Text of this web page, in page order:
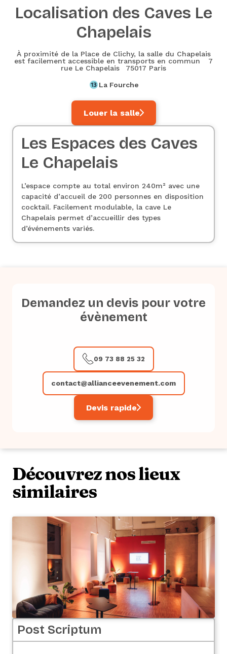
Localisation des Caves Le
Chapelais
À proximité de la Place de Clichy, la salle du Chapelais
est facilement accessible en transports en commun 7
rue Le Chapelais 75017 Paris
La Fourche
Louer la salle
Les Espaces des Caves
Le Chapelais
L’espace compte au total environ 240m² avec une
capacité d’accueil de 200 personnes en disposition
cocktail. Facilement modulable, la cave Le
Chapelais permet d’accueillir des types
d’événements variés.
Demandez un devis pour votre
évènement
09 73 88 25 32
contact@allianceevenement.com
Devis rapide
Découvrez nos lieux
similaires
Post Scriptum